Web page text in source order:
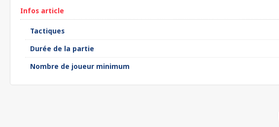
Infos article
Tactiques
Durée de la partie
Nombre de joueur minimum